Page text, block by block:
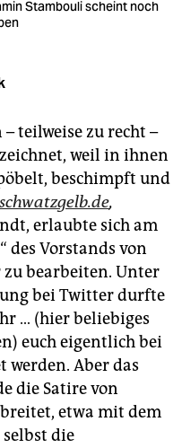
Stambouli scheint noch
teilweise zu recht –
weil in ihnen
beschimpft und
schwatzgelb.de,
erlaubte sich am
des Vorstands von
zu bearbeiten. Unter
bei Twitter durfte
… (hier beliebiges
euch eigentlich bei
werden. Aber das
die Satire von
etwa mit dem
selbst die